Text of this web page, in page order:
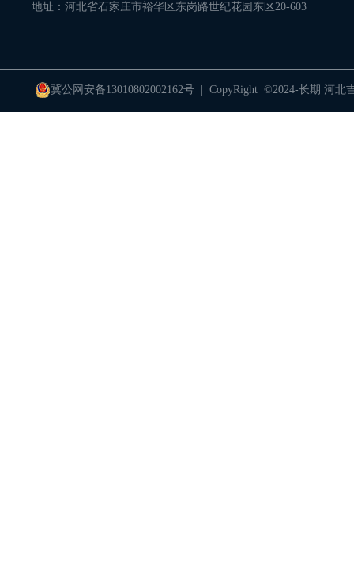
地址：河北省石家庄市裕华区东岗路世纪花园东区20-603
冀公网安备13010802002162号| CopyRight ©2024-长期 河北